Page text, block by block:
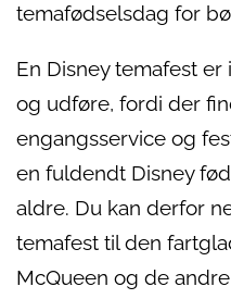
temafødselsdag for
En Disney temafest
og udføre, fordi der
engangsservice og
en fuldendt Disney
aldre. Du kan derfor
temafest til den
McQueen og de